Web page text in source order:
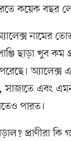
কয়েক বছর
নামের
ছাড়া খুব কম
এবং
পারত।
প্রাণীরা